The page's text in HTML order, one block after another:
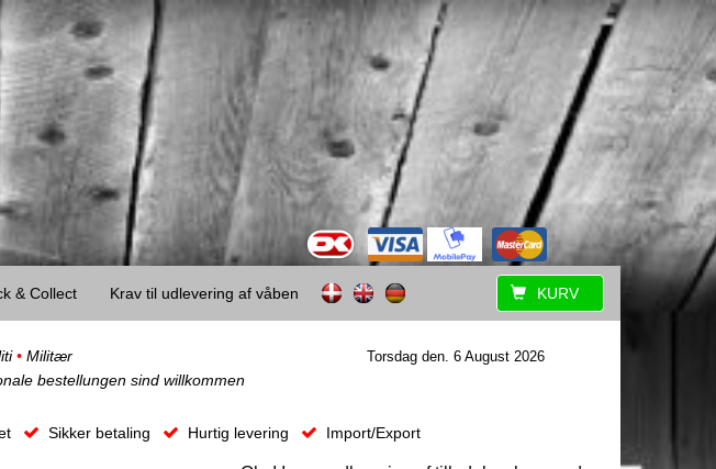
& Collect Krav til udlevering af våben KURV
•Militær
bestellungen sind willkommen
Torsdag den. 6 August 2026
Sikker betaling Hurtig levering Import/Export